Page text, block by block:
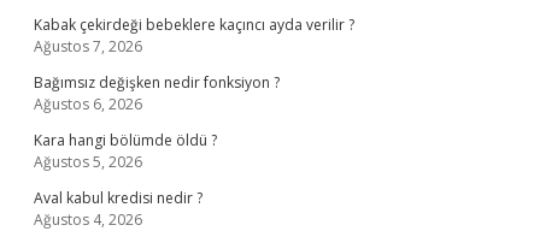
Kabak çekirdeği bebeklere kaçıncı ayda verilir ?
Ağustos 7, 2026
Bağımsız değişken nedir fonksiyon ?
Ağustos 6, 2026
Kara hangi bölümde öldü ?
Ağustos 5, 2026
Aval kabul kredisi nedir ?
Ağustos 4, 2026